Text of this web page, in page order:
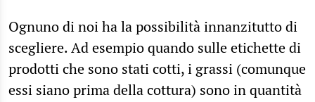
Ognuno di noi ha la possibilità innanzitutto di
scegliere. Ad esempio quando sulle etichette di
prodotti che sono stati cotti, i grassi (comunque
essi siano prima della cottura) sono in quantità